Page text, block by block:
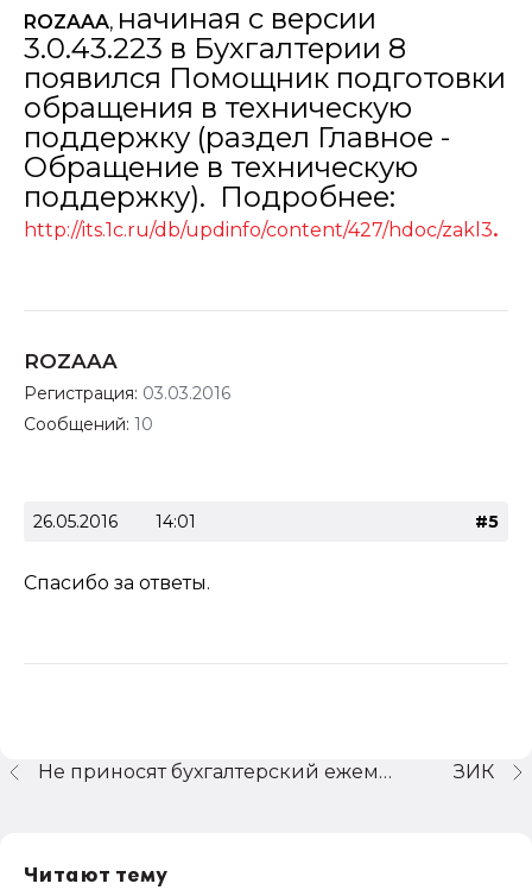
ROZAAA, начиная с версии
3.0.43.223 в Бухгалтерии 8
появился Помощник подготовки
обращения в техническую
поддержку (раздел Главное -
Обращение в техническую
поддержку). Подробнее:
http://its.1c.ru/db/updinfo/content/427/hdoc/zakl3.
ROZAAA
Регистрация: 03.03.2016
Сообщений: 10
26.05.2016 14:01 #5
Спасибо за ответы.
ЗИК
Не приносят бухгалтерский ежемесячник 1 с
Читают тему